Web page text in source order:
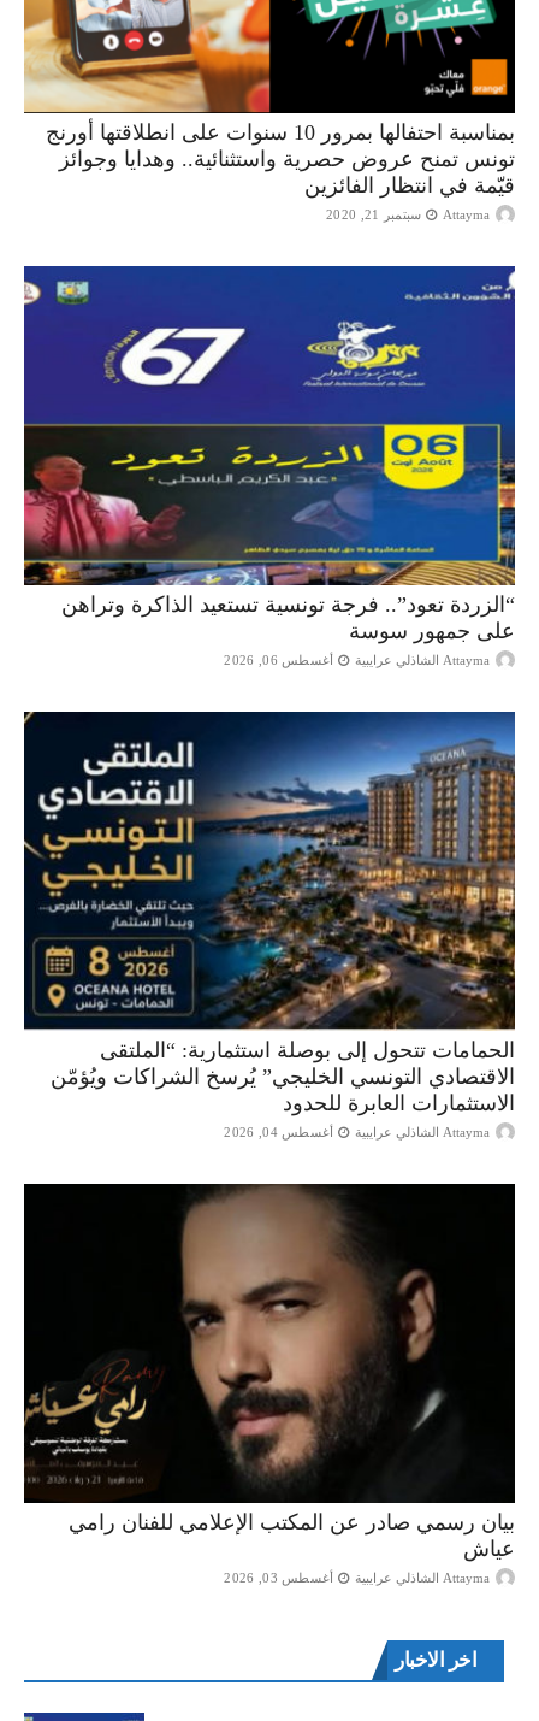
بمناسبة احتفالها بمرور 10 سنوات على انطلاقتها أورنج
تونس تمنح عروض حصرية واستثنائية.. وهدايا وجوائز
قيّمة في انتظار الفائزين
Attayma سبتمبر 21, 2020
“الزردة تعود”.. فرجة تونسية تستعيد الذاكرة وتراهن
على جمهور سوسة
Attayma الشاذلي عرايبية أغسطس 06, 2026
الحمامات تتحول إلى بوصلة استثمارية: “الملتقى
الاقتصادي التونسي الخليجي” يُرسخ الشراكات ويُؤمّن
الاستثمارات العابرة للحدود
Attayma الشاذلي عرايبية أغسطس 04, 2026
بيان رسمي صادر عن المكتب الإعلامي للفنان رامي
عياش
Attayma الشاذلي عرايبية أغسطس 03, 2026
اخر الاخبار